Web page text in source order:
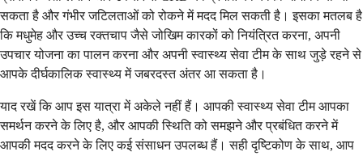
सकता है और गंभीर जटिलताओं को रोकने में मदद मिल सकती है। इसका मतलब है
कि मधुमेह और उच्च रक्तचाप जैसे जोखिम कारकों को नियंत्रित करना, अपनी
उपचार योजना का पालन करना और अपनी स्वास्थ्य सेवा टीम के साथ जुड़े रहने से
आपके दीर्घकालिक स्वास्थ्य में जबरदस्त अंतर आ सकता है।
याद रखें कि आप इस यात्रा में अकेले नहीं हैं। आपकी स्वास्थ्य सेवा टीम आपका
समर्थन करने के लिए है, और आपकी स्थिति को समझने और प्रबंधित करने में
आपकी मदद करने के लिए कई संसाधन उपलब्ध हैं। सही दृष्टिकोण के साथ, आप